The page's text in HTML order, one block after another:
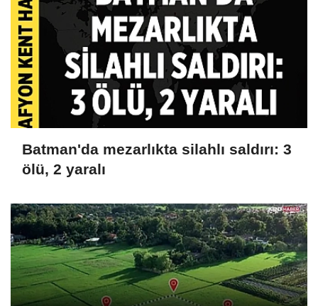
Batman'da mezarlıkta silahlı saldırı: 3
ölü, 2 yaralı